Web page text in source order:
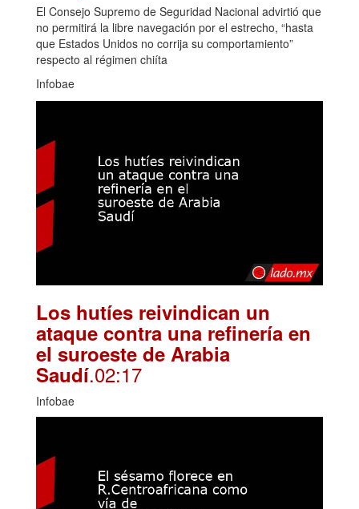
El Consejo Supremo de Seguridad Nacional advirtió que
no permitirá la libre navegación por el estrecho, “hasta
que Estados Unidos no corrija su comportamiento”
respecto al régimen chiíta
Infobae
Los hutíes reivindican un
ataque contra una refinería en
el suroeste de Arabia
Saudí.02:17
Infobae